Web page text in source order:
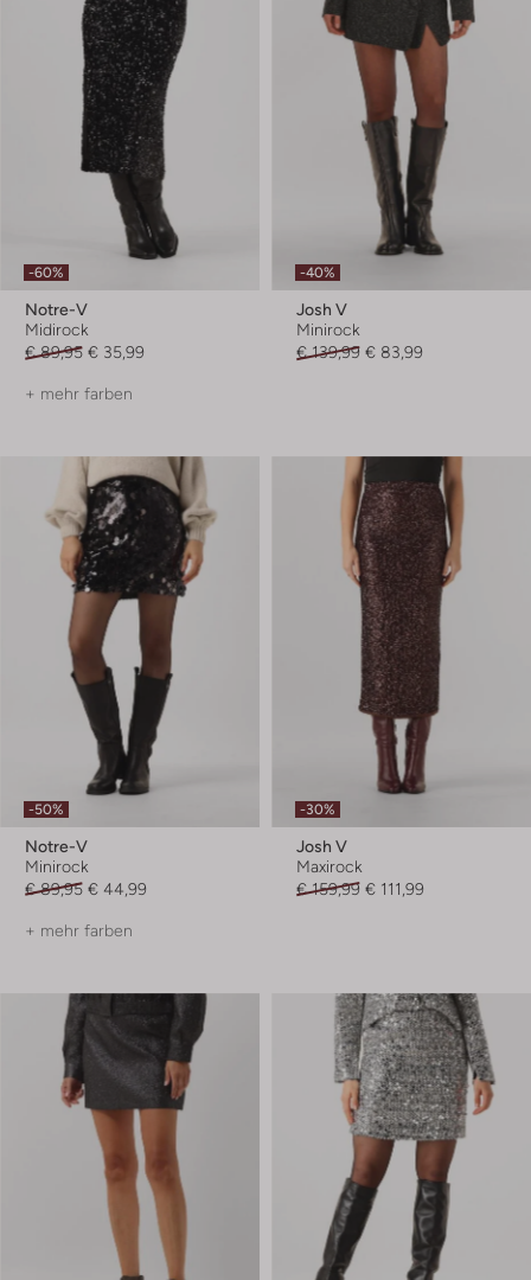
-60%
Notre-V
Midirock
€ 89,95 € 35,99
+ mehr farben
-40%
Josh V
Minirock
€ 139,99 € 83,99
-50%
Notre-V
Minirock
€ 89,95 € 44,99
+ mehr farben
-30%
Josh V
Maxirock
€ 159,99 € 111,99